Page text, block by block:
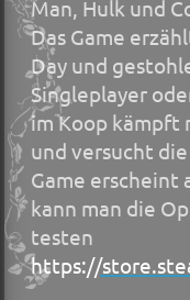
Man, Hulk und
Das Game
Day und
Singleplayer
im Koop kämpft
und versucht
Game erscheint
kann man die
testen
https://